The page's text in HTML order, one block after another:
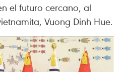
el futuro cercano, al
Vuong Dinh Hue.